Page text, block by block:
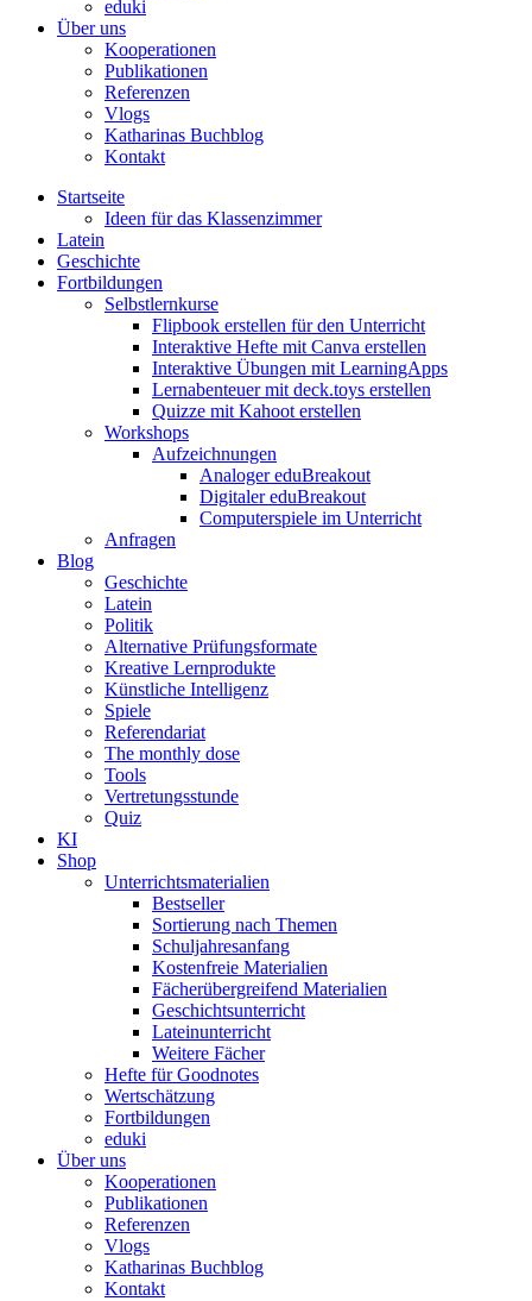
eduki
Über uns
Kooperationen
Publikationen
Referenzen
Vlogs
Katharinas Buchblog
Kontakt
Startseite
Ideen für das Klassenzimmer
Latein
Geschichte
Fortbildungen
Selbstlernkurse
Flipbook erstellen für den Unterricht
Interaktive Hefte mit Canva erstellen
Interaktive Übungen mit LearningApps
Lernabenteuer mit deck.toys erstellen
Quizze mit Kahoot erstellen
Workshops
Aufzeichnungen
Analoger eduBreakout
Digitaler eduBreakout
Computerspiele im Unterricht
Anfragen
Blog
Geschichte
Latein
Politik
Alternative Prüfungsformate
Kreative Lernprodukte
Künstliche Intelligenz
Spiele
Referendariat
The monthly dose
Tools
Vertretungsstunde
Quiz
KI
Shop
Unterrichtsmaterialien
Bestseller
Sortierung nach Themen
Schuljahresanfang
Kostenfreie Materialien
Fächerübergreifend Materialien
Geschichtsunterricht
Lateinunterricht
Weitere Fächer
Hefte für Goodnotes
Wertschätzung
Fortbildungen
eduki
Über uns
Kooperationen
Publikationen
Referenzen
Vlogs
Katharinas Buchblog
Kontakt